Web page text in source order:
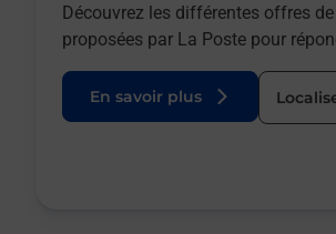
Découvrez les différentes offres
proposées par La Poste pour
En savoir plus